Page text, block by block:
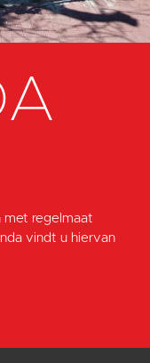
met regelmaat
vindt u hiervan